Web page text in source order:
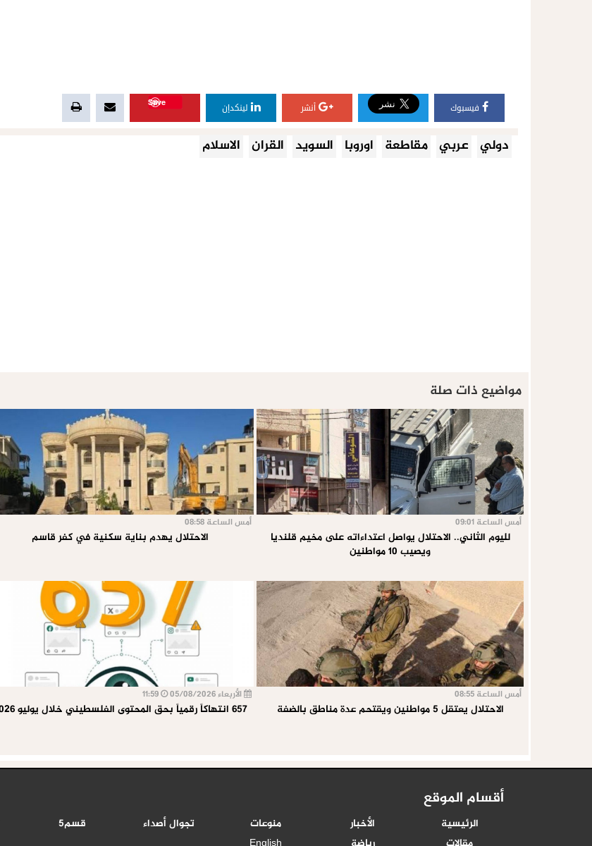
فيسبوك أنشر لينكدإن
Save
دولي عربي مقاطعة اوروبا السويد القران الاسلام
مواضيع ذات صلة
أمس الساعة 09:01
لليوم الثاني.. الاحتلال يواصل اعتداءاته على مخيم قلنديا
ويصيب 10 مواطنين
أمس الساعة 08:58
الاحتلال يهدم بناية سكنية في كفر قاسم
أمس الساعة 08:55
الاحتلال يعتقل 5 مواطنين ويقتحم عدة مناطق بالضفة
الأربعاء 05/08/2026
657 انتهاكاً رقمياً بحق المحتوى الفلسطيني خلال يوليو 2026
أقسام الموقع
الرئيسية الأخبار منوعات تجوال أصداء قسم5